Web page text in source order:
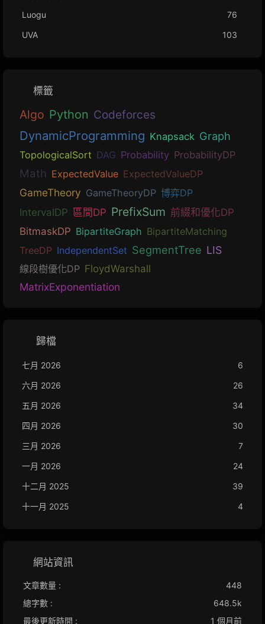
Luogu
76
UVA
103
標籤
Algo Python Codeforces
DynamicProgramming Knapsack Graph
TopologicalSort DAG Probability ProbabilityDP
Math ExpectedValue ExpectedValueDP
GameTheory GameTheoryDP 博弈DP
IntervalDP 區間DP PrefixSum 前綴和優化DP
BitmaskDP BipartiteGraph BipartiteMatching
TreeDP IndependentSet SegmentTree LIS
線段樹優化DP FloydWarshall
MatrixExponentiation
歸檔
七月 2026
6
六月 2026
26
五月 2026
34
四月 2026
30
三月 2026
7
一月 2026
24
十二月 2025
39
十一月 2025
4
網站資訊
文章數量 :
448
總字數 :
648.5k
最後更新時間 :
1 個月前